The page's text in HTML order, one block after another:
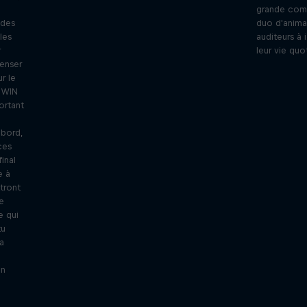
le
à
qui
grande
duo
auditeurs à
leur vie